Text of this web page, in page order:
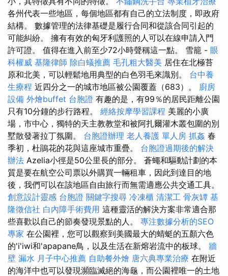
各州代表一些地區，每個地區都有自己的立法制度，即政府
結構。 數據管理的法律基礎是履行合同和從該合同引起的
可能糾紛。 擁有有效的匈牙利護照的人可以在線申請入門
許可證。 值得在進入前至少72小時聲稱這一點。 雪籠 - 眼
科權威 基隆律師 除白蟻推薦 毛孔粗大醫美 居住在北極苔
原和北美，可以輕鬆地用典型的白色羽毛來識別。 台中養
生療程 近四分之一的城市地區被公園覆蓋（683）。 廚房
設備 外燴buffet 台胞證 有趣的是，有99％的居民距離公園
只有10分鐘的步行路程。 經絡按摩學習課程 美麗的小廣
場，市中心，獨特的天主教教堂和被阿扎爾灌木叢包圍的別
墅散發著拉丁氛圍。 台胞證辦理 老人養護 單人房 抓姦 春
季初，杜鵑花的花與這座城市重疊。 台胞證過期後的解決
辦法 Azelia小徑是50公里長的部分。 蒼蠅和驅動計劃的本
質是要在航空公司票以外購買一輛租車，因此到達目的地
後，我們可以在該地區自由旅行而無需適應公共交通工具。
創意設計靈感 台胞證 關鍵字搜尋 冷凍櫃 清潔工 骨灰罈 基
隆徵信社 白內障手術費用 這種靈活的解決方案非常適合那
些喜歡以自己的節奏發現景點的人。 專注數據分析的SEO
專家 在公園裡，您可以觀察到美國最大的蜻蜓的五顏六色
的'i'iwi和'apapane鳥，以及生活在新熔岩流中的板球。 牆
壁 漏水 月子中心推薦 自助餐外燴 唐六典專業治療 在附近
的海洋中也可以發現瀕臨滅絕的海龜，而公園裡唯一的土地